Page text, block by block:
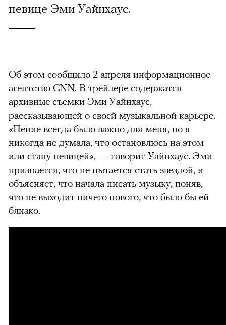
певице Эми Уайнхаус.
Об этом сообщило 2 апреля информационное
агентство CNN. В трейлере содержатся
архивные съемки Эми Уайнхаус,
рассказывающей о своей музыкальной карьере.
«Пение всегда было важно для меня, но я
никогда не думала, что остановлюсь на этом
или стану певицей», — говорит Уайнхаус. Эми
признается, что не пытается стать звездой, и
объясняет, что начала писать музыку, поняв,
что не выходит ничего нового, что было бы ей
близко.